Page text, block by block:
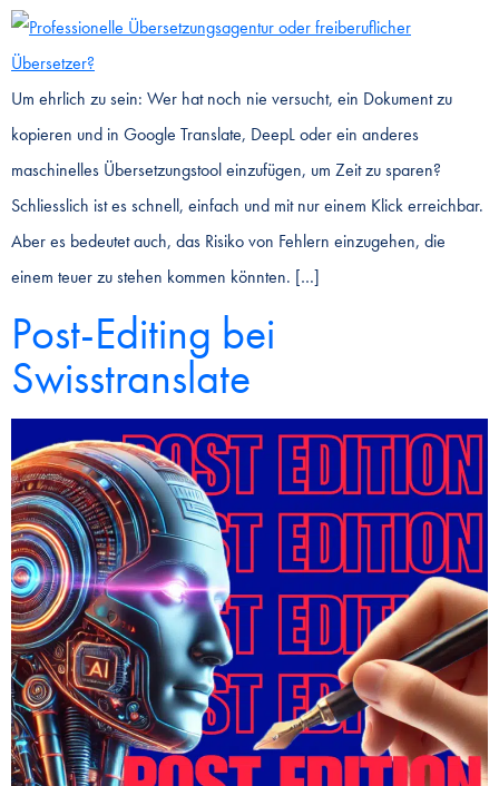
Um ehrlich zu sein: Wer hat noch nie versucht, ein Dokument zu
kopieren und in Google Translate, DeepL oder ein anderes
maschinelles Übersetzungstool einzufügen, um Zeit zu sparen?
Schliesslich ist es schnell, einfach und mit nur einem Klick erreichbar.
Aber es bedeutet auch, das Risiko von Fehlern einzugehen, die
einem teuer zu stehen kommen könnten. […]
Post-Editing bei
Swisstranslate